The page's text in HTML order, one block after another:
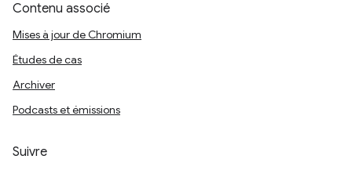
Contenu associé
Mises à jour de Chromium
Études de cas
Archiver
Podcasts et émissions
Suivre